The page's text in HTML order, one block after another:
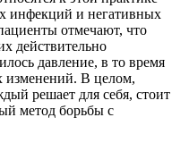
инфекций и негативных
отмечают, что
действительно
давление, в то время
изменений. В целом,
решает для себя, стоит
метод борьбы с